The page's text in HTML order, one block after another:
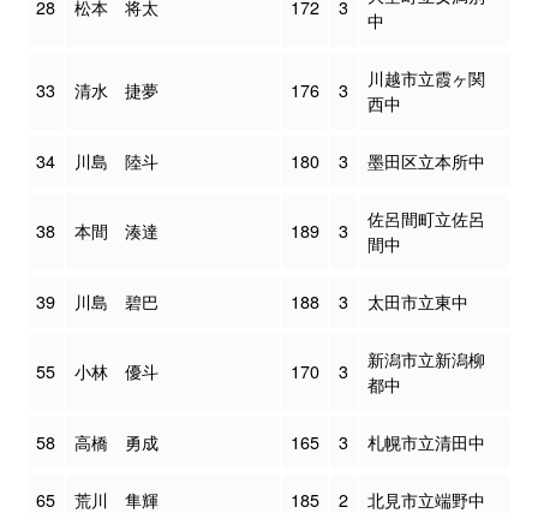
28 松本 将太 172 3
中
33 清水 捷夢 176 3
川越市立霞ヶ関
西中
34 川島 陸斗 180 3 墨田区立本所中
38 本間 湊達 189 3
佐呂間町立佐呂
間中
39 川島 碧巴 188 3 太田市立東中
55 小林 優斗 170 3
新潟市立新潟柳
都中
58 高橋 勇成 165 3 札幌市立清田中
65 荒川 隼輝 185 2 北見市立端野中